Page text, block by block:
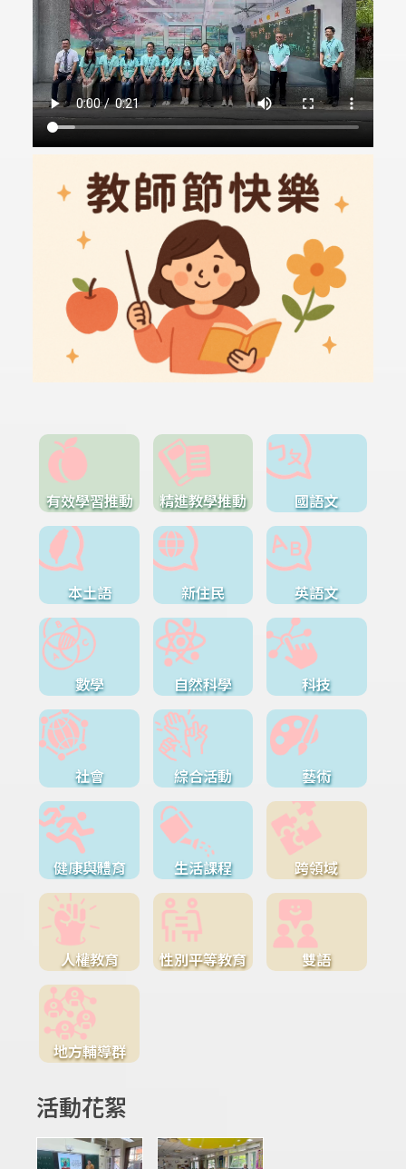
有效學習推動 精進教學推動 國語文
本土語 新住民 英語文
數學 自然科學 科技
社會 綜合活動 藝術
健康與體育 生活課程 跨領域
人權教育 性別平等教育 雙語
地方輔導群
活動花絮